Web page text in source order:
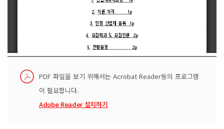
PDF 파일을 보기 위해서는 Acrobat Reader등의 프로그램
이 필요합니다.
Adobe Reader 설치하기